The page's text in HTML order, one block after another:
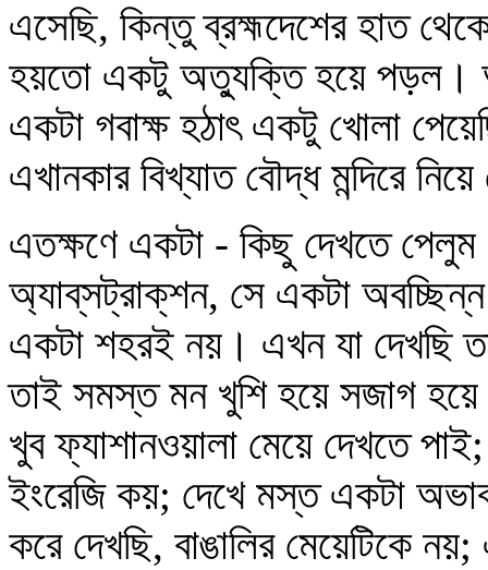
এসেছি, কিন্তু ব্রহ্মদেশের হাত
হয়তো একটু অত্যুক্তি হয়ে পড়ল।
একটা গবাক্ষ হঠাৎ একটু খোলা
এখানকার বিখ্যাত বৌদ্ধ মন্দিরে
এতক্ষণে একটা - কিছু দেখতে
অ্যাব্‌সট্রাক্‌শন, সে একটা
একটা শহরই নয়। এখন যা দেখছি
তাই সমস্ত মন খুশি হয়ে সজাগ হয়ে
খুব ফ্যাশানওয়ালা মেয়ে দেখতে
ইংরেজি কয়; দেখে মস্ত একটা
করে দেখছি, বাঙালির মেয়েটিকে